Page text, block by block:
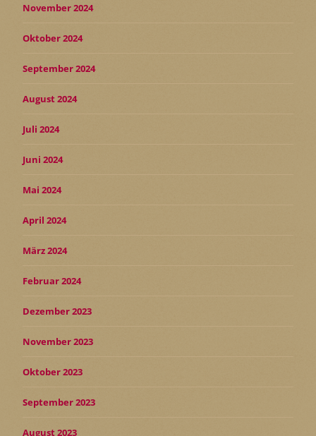
November 2024
Oktober 2024
September 2024
August 2024
Juli 2024
Juni 2024
Mai 2024
April 2024
März 2024
Februar 2024
Dezember 2023
November 2023
Oktober 2023
September 2023
August 2023